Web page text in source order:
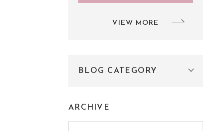
VIEW MORE
BLOG CATEGORY
ARCHIVE